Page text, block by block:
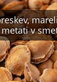
v